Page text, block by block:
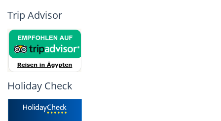
Trip Advisor
Holiday Check